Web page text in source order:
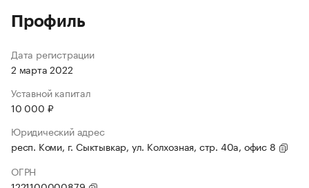
Профиль
Дата регистрации
2 марта 2022
Уставной капитал
10 000 ₽
Юридический адрес
респ. Коми, г. Сыктывкар, ул. Колхозная, стр. 40а, офис 8
ОГРН